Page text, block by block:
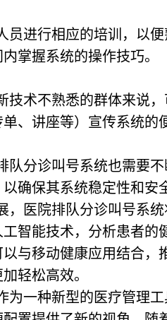
员进行相应的培训，以
掌握系统的操作技巧。
技术不熟悉的群体来说
、讲座等）宣传系统
队分诊叫号系统也需要
确保其系统稳定性和安
，医院排队分诊叫号系
智能技术，分析患者
与移动健康应用结合
轻松高效。
为一种新型的医疗管理